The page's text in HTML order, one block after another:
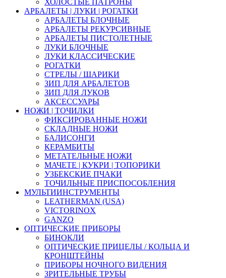
АРБАЛЕТЫ | ЛУКИ | РОГАТКИ
АРБАЛЕТЫ БЛОЧНЫЕ
АРБАЛЕТЫ РЕКУРСИВНЫЕ
АРБАЛЕТЫ ПИСТОЛЕТНЫЕ
ЛУКИ БЛОЧНЫЕ
ЛУКИ КЛАССИЧЕСКИЕ
РОГАТКИ
СТРЕЛЫ / ШАРИКИ
ЗИП ДЛЯ АРБАЛЕТОВ
ЗИП ДЛЯ ЛУКОВ
АКСЕССУАРЫ
НОЖИ | ТОЧИЛКИ
ФИКСИРОВАННЫЕ НОЖИ
СКЛАДНЫЕ НОЖИ
БАЛИСОНГИ
КЕРАМБИТЫ
МЕТАТЕЛЬНЫЕ НОЖИ
МАЧЕТЕ | КУКРИ | ТОПОРИКИ
УЗБЕКСКИЕ ПЧАКИ
ТОЧИЛЬНЫЕ ПРИСПОСОБЛЕНИЯ
МУЛЬТИИНСТРУМЕНТЫ
LEATHERMAN (USA)
VICTORINOX
GANZO
ОПТИЧЕСКИЕ ПРИБОРЫ
БИНОКЛИ
ОПТИЧЕСКИЕ ПРИЦЕЛЫ / КОЛЬЦА И
КРОНШТЕЙНЫ
ПРИБОРЫ НОЧНОГО ВИДЕНИЯ
ЗРИТЕЛЬНЫЕ ТРУБЫ